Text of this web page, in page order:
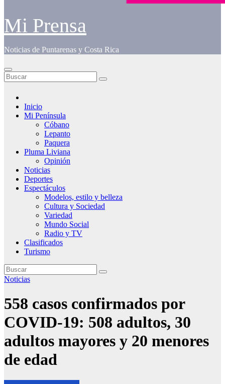
Mi Prensa
Noticias de Puntarenas y Costa Rica
Inicio
Mi Península
Cóbano
Lepanto
Paquera
Pluma Liviana
Opinión
Noticias
Deportes
Espectáculos
Modelos, estilo y belleza
Cultura y Sociedad
Variedad
Mundo Social
Radio y TV
Clasificados
Turismo
Noticias
558 casos confirmados por
COVID-19: 508 adultos, 30
adultos mayores y 20 menores
de edad